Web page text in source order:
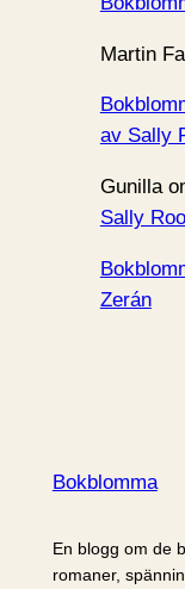
Martin
av Sally
Gunilla
Sally
Zerán
Bokblomma
En blogg om de
romaner,